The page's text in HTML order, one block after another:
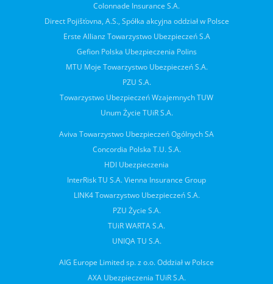
Colonnade Insurance S.A.
Direct Pojišťovna, A.S., Spółka akcyjna oddział w Polsce
Erste Allianz Towarzystwo Ubezpieczeń S.A
Gefion Polska Ubezpieczenia Polins
MTU Moje Towarzystwo Ubezpieczeń S.A.
PZU S.A.
Towarzystwo Ubezpieczeń Wzajemnych TUW
Unum Życie TUiR S.A.
Aviva Towarzystwo Ubezpieczeń Ogólnych SA
Concordia Polska T.U. S.A.
HDI Ubezpieczenia
InterRisk TU S.A. Vienna Insurance Group
LINK4 Towarzystwo Ubezpieczeń S.A.
PZU Życie S.A.
TUiR WARTA S.A.
UNIQA TU S.A.
AIG Europe Limited sp. z o.o. Oddział w Polsce
AXA Ubezpieczenia TUiR S.A.